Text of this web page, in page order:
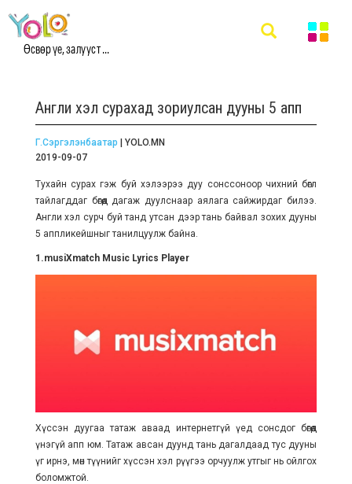
Өсвөр үе, залууст ...
Англи хэл сурахад зориулсан дууны 5 апп
Г.Сэргэлэнбаатар | YOLO.MN
2019-09-07
Тухайн сурах гэж буй хэлээрээ дуу сонссоноор чихний бөглөө
тайлагддаг бөгөөд дагаж дуулснаар аялага сайжирдаг билээ.
Англи хэл сурч буй танд утсан дээр тань байвал зохих дууны
5 аппликейшныг танилцуулж байна.
1.musiXmatch Music Lyrics Player
Хүссэн дуугаа татаж аваад интернетгүй үед сонсдог бөгөөд
үнэгүй апп юм. Татаж авсан дуунд тань дагалдаад тус дууны
үг ирнэ, мөн түүнийг хүссэн хэл рүүгээ орчуулж утгыг нь ойлгох
боломжтой.